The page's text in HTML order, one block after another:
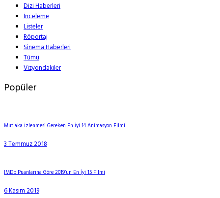
Dizi Haberleri
İnceleme
Listeler
Röportaj
Sinema Haberleri
Tümü
Vizyondakiler
Popüler
Mutlaka İzlenmesi Gereken En İyi 14 Animasyon Filmi
3 Temmuz 2018
IMDb Puanlarına Göre 2019’un En İyi 15 Filmi
6 Kasım 2019